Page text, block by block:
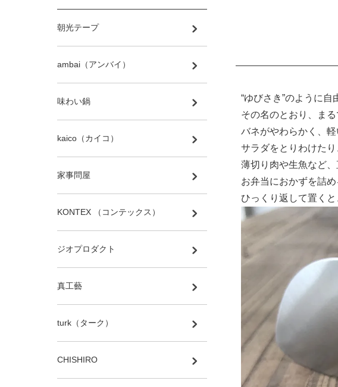
“ゆびさき”のように
その名のとおり、まる
バネがやわらかく、
サラダをとりわけた
薄切り肉や生魚など
お弁当におかずを詰
ひっくり返して置く
朝光テープ
ambai（アンバイ）
味わい鍋
kaico（カイコ）
家事問屋
KONTEX （コンテックス）
ジオプロダクト
真工藝
turk（ターク）
CHISHIRO